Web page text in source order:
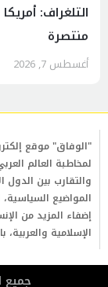
التلغراف:
منتصرة
أغسطس 7, 2026
"الوفاق" موقع
لمخاطبة العالم
والتقارب بين
المواضيع السياسية،
إضفاء المزيد من
الإسلامية
جمیع